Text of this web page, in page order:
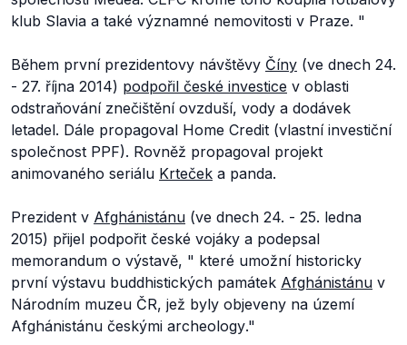
klub Slavia a také významné nemovitosti v Praze. "
Během první prezidentovy návštěvy Číny (ve dnech 24.
- 27. října 2014) podpořil české investice v oblasti
odstraňování znečištění ovzduší, vody a dodávek
letadel. Dále propagoval Home Credit (vlastní investiční
společnost PPF). Rovněž propagoval projekt
animovaného seriálu Krteček a panda.
Prezident v Afghánistánu (ve dnech 24. - 25. ledna
2015) přijel podpořit české vojáky a podepsal
memorandum o výstavě, " které umožní historicky
první výstavu buddhistických památek Afghánistánu v
Národním muzeu ČR, jež byly objeveny na území
Afghánistánu českými archeology."